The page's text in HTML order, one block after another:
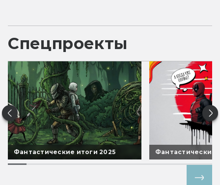
Спецпроекты
Фантастические итоги 2025 Фантастические